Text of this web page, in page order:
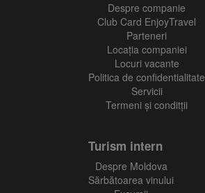
Despre companie
Club Card EnjoyTravel
Parteneri
Locaţia companiei
Locuri vacante
Politica de confidentialitate
Servicii
Termeni și conditții
Turism intern
Despre Moldova
Sărbătoarea vinului